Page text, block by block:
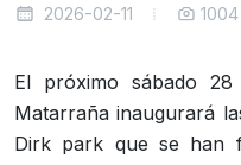
2026-02-11 1004
El próximo sábado
Matarraña inaugurará
Dirk park que se han